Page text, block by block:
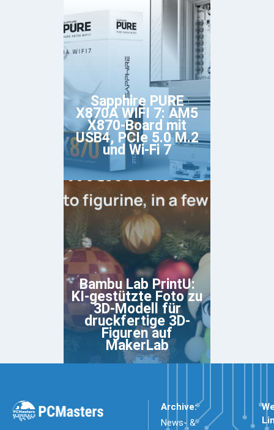
Sapphire PURE
X870A WIFI 7: AM5
X870-Board mit
USB4, PCIe 5.0 M.2
und Wi-Fi 7
Bambu Lab PrintU:
KI-gestützte Foto zu
3D-Modell für
druckfertige 3D-
Figuren auf
MakerLab
Archive:
News- &